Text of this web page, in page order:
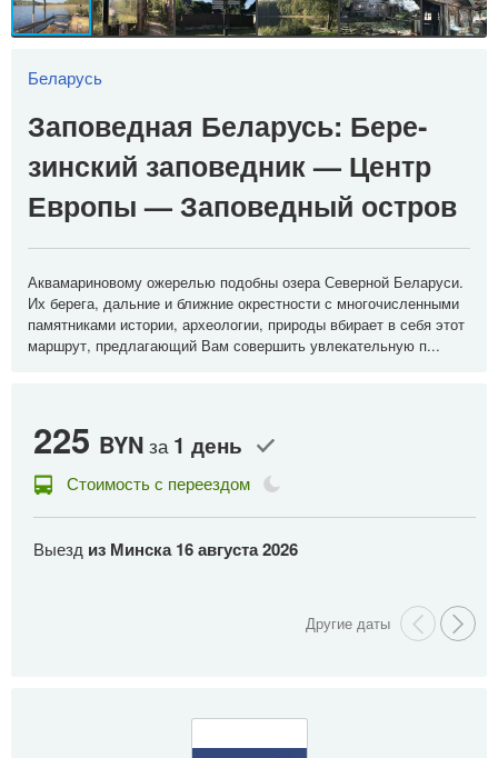
Беларусь
Заповедная Беларусь: Бе­ре­
зин­ский за­по­вед­ник — Центр
Ев­ро­пы — За­по­вед­ный ост­ров
Аквамариновому ожерелью по­доб­ны озе­ра Се­вер­ной Бе­ла­ру­си.
Их бе­ре­га, дальние и ближние окрестности с мно­го­чис­лен­ны­ми
па­мят­ни­ка­ми ис­то­рии, ар­хео­ло­гии, при­ро­ды вбирает в се­бя этот
маршрут, предлагающий Вам со­вер­шить увлекательную п...
225 BYN за 1 день
Стоимость с переездом
Выезд из Минска16 августа 2026